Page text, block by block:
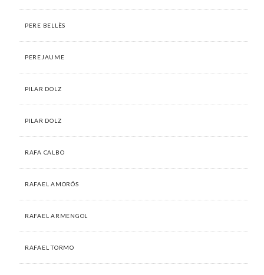
PERE BELLÈS
PEREJAUME
PILAR DOLZ
PILAR DOLZ
RAFA CALBO
RAFAEL AMORÓS
RAFAEL ARMENGOL
RAFAEL TORMO